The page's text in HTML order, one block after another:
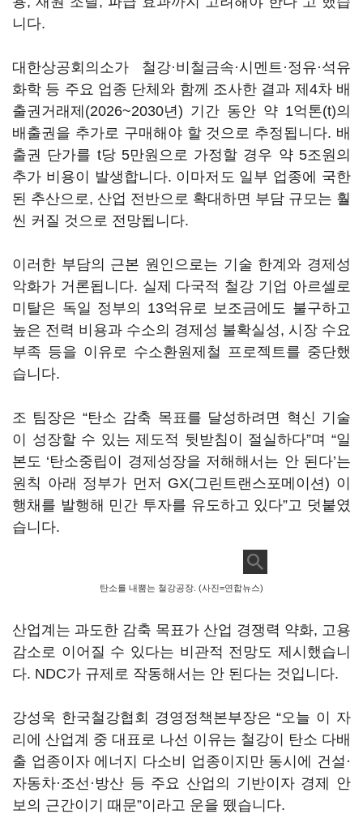
니다.
대한상공회의소가 철강·비철금속·시멘트·정유·석유
화학 등 주요 업종 단체와 함께 조사한 결과 제4차 배
출권거래제(2026~2030년) 기간 동안 약 1억톤(t)의
배출권을 추가로 구매해야 할 것으로 추정됩니다. 배
출권 단가를 t당 5만원으로 가정할 경우 약 5조원의
추가 비용이 발생합니다. 이마저도 일부 업종에 국한
된 추산으로, 산업 전반으로 확대하면 부담 규모는 훨
씬 커질 것으로 전망됩니다.
이러한 부담의 근본 원인으로는 기술 한계와 경제성
악화가 거론됩니다. 실제 다국적 철강 기업 아르셀로
미탈은 독일 정부의 13억유로 보조금에도 불구하고
높은 전력 비용과 수소의 경제성 불확실성, 시장 수요
부족 등을 이유로 수소환원제철 프로젝트를 중단했
습니다.
조 팀장은 “탄소 감축 목표를 달성하려면 혁신 기술
이 성장할 수 있는 제도적 뒷받침이 절실하다”며 “일
본도 ‘탄소중립이 경제성장을 저해해서는 안 된다’는
원칙 아래 정부가 먼저 GX(그린트랜스포메이션) 이
행채를 발행해 민간 투자를 유도하고 있다”고 덧붙였
습니다.
탄소를 내뿜는 철강공장. (사진=연합뉴스)
산업계는 과도한 감축 목표가 산업 경쟁력 약화, 고용
감소로 이어질 수 있다는 비관적 전망도 제시했습니
다. NDC가 규제로 작동해서는 안 된다는 것입니다.
강성욱 한국철강협회 경영정책본부장은 “오늘 이 자
리에 산업계 중 대표로 나선 이유는 철강이 탄소 다배
출 업종이자 에너지 다소비 업종이지만 동시에 건설·
자동차·조선·방산 등 주요 산업의 기반이자 경제 안
보의 근간이기 때문”이라고 운을 뗐습니다.